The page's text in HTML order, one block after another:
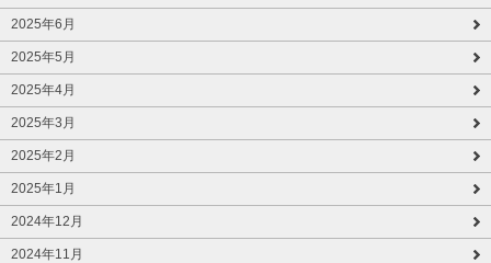
2025年6月
2025年5月
2025年4月
2025年3月
2025年2月
2025年1月
2024年12月
2024年11月